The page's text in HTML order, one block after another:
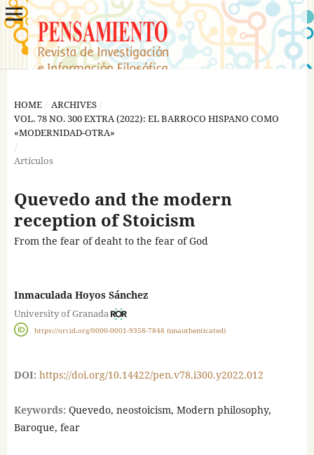
HOME / ARCHIVES /
VOL. 78 NO. 300 EXTRA (2022): EL BARROCO HISPANO COMO
«MODERNIDAD-OTRA»
/
Artículos
Quevedo and the modern
reception of Stoicism
From the fear of deaht to the fear of God
Inmaculada Hoyos Sánchez
University of Granada
https://orcid.org/0000-0001-9358-7848 (unauthenticated)
DOI: https://doi.org/10.14422/pen.v78.i300.y2022.012
Keywords: Quevedo, neostoicism, Modern philosophy,
Baroque, fear